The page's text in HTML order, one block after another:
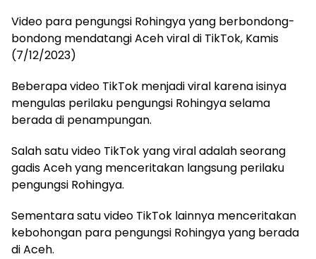
Video para pengungsi Rohingya yang berbondong-
bondong mendatangi Aceh viral di TikTok, Kamis
(7/12/2023)
Beberapa video TikTok menjadi viral karena isinya
mengulas perilaku pengungsi Rohingya selama
berada di penampungan.
Salah satu video TikTok yang viral adalah seorang
gadis Aceh yang menceritakan langsung perilaku
pengungsi Rohingya.
Sementara satu video TikTok lainnya menceritakan
kebohongan para pengungsi Rohingya yang berada
di Aceh.